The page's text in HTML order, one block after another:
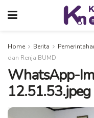
Home Berita
dan Renja BUMD
WhatsApp-
12.51.53.jpeg